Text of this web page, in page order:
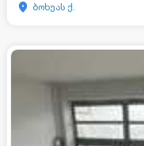
ბოხუას ქ.